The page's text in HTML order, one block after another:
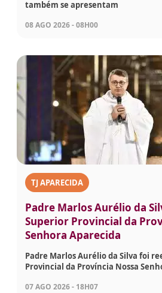
também se apresentam
08 AGO 2026 - 08H00
TJ APARECIDA
Padre Marlos Aurélio da
Superior Provincial da
Senhora Aparecida
Padre Marlos Aurélio da Silva foi
Provincial da Província Nossa
07 AGO 2026 - 18H07